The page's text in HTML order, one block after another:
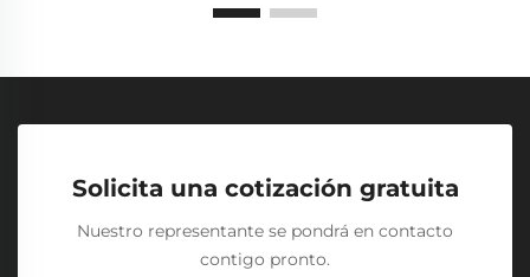
Solicita una cotización gratuita
Nuestro representante se pondrá en contacto
contigo pronto.